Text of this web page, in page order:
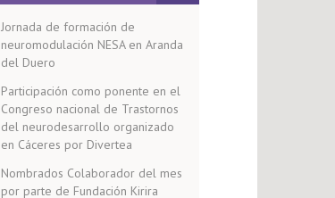
Jornada de formación de
neuromodulación NESA en Aranda
del Duero
Participación como ponente en el
Congreso nacional de Trastornos
del neurodesarrollo organizado
en Cáceres por Divertea
Nombrados Colaborador del mes
por parte de Fundación Kirira